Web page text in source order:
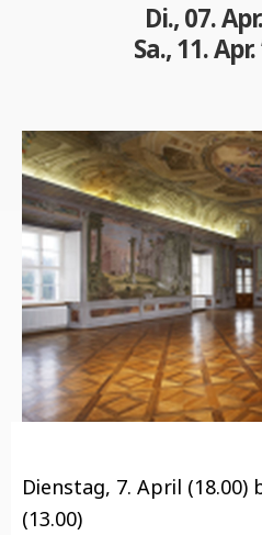
Di., 07.
Sa., 11. Apr.
Diens­tag, 7. April (18.00)
(13.00)